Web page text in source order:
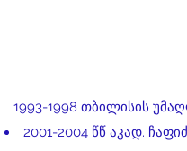
1993-1998 თბილისის
2001-2004 წწ აკად.